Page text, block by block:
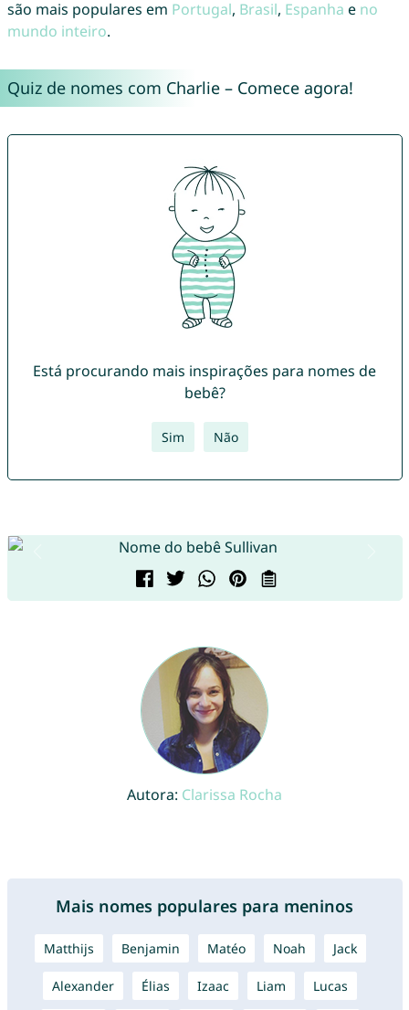
são mais populares em Portugal, Brasil, Espanha e no
mundo inteiro.
Quiz de nomes com Charlie – Comece agora!
Está procurando mais inspirações para nomes de
bebê?
Sim Não
Autora: Clarissa Rocha
Mais nomes populares para meninos
Matthijs Benjamin Matéo Noah Jack
Alexander Élias Izaac Liam Lucas